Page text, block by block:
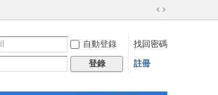
切
到
自動登錄
找回密碼
登錄 註冊